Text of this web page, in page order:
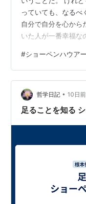
っていても、なるべ
自分で自分を心から
いた人が一番幸福な
について」第４章
のようにあつかえる
と恐れ、老婆心で補
たえる」なんて簡単
てみるといい。 自
#ショーペンハウアー
哲学日記 • 10日前
足ることを知る